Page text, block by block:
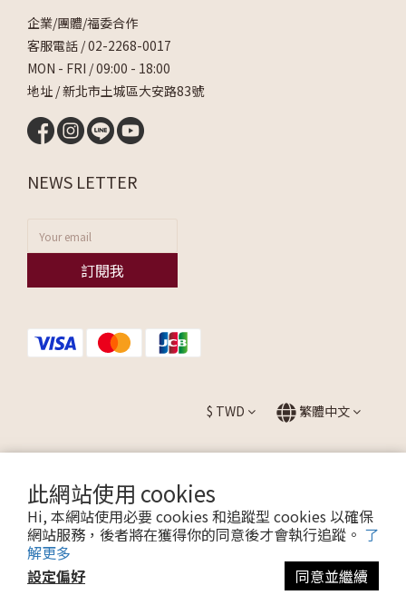
此網站使用 cookies
Hi, 本網站使用必要 cookies 和追蹤型 cookies 以確保
網站服務，後者將在獲得你的同意後才會執行追蹤。 了
解更多
設定偏好
同意並繼續
企業/團體/福委合作
客服電話 /02-2268-0017
MON - FRI / 09:00 - 18:00
地址 / 新北市土城區大安路83號
NEWS LETTER
訂閱我
$ TWD 繁體中文
提醒您，我們不會以電話或簡訊方式通知變更付款方式。
Copyright © 2026 ALLEZ. All Rights Reserved.
聯瑩國際股份有限公司 CO. LTD / 統一編號：27595665